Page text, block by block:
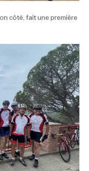
côté, fait une première